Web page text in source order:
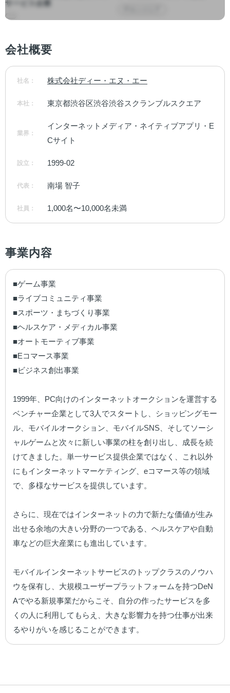
サービス企業
会社概要
社名： 株式会社ディー・エヌ・エー
本社： 東京都渋谷区渋谷渋谷スクランブルスクエア
業界：
インターネットメディア・ネイティブアプリ・E
Cサイト
設立： 1999-02
代表： 南場 智子
社員： 1,000名〜10,000名未満
事業内容
■ゲーム事業
■ライブコミュニティ事業
■スポーツ・まちづくり事業
■ヘルスケア・メディカル事業
■オートモーティブ事業
■Eコマース事業
■ビジネス創出事業
1999年、PC向けのインターネットオークションを運営する
ベンチャー企業として3人でスタートし、ショッピングモー
ル、モバイルオークション、モバイルSNS、そしてソーシ
ャルゲームと次々に新しい事業の柱を創り出し、成長を続
けてきました。単一サービス提供企業ではなく、これ以外
にもインターネットマーケティング、eコマース等の領域
で、多様なサービスを提供しています。
さらに、現在ではインターネットの力で新たな価値が生み
出せる余地の大きい分野の一つである、ヘルスケアや自動
車などの巨大産業にも進出しています。
モバイルインターネットサービスのトップクラスのノウハ
ウを保有し、大規模ユーザープラットフォームを持つDeN
Aでやる新規事業だからこそ、自分の作ったサービスを多
くの人に利用してもらえ、大きな影響力を持つ仕事が出来
るやりがいを感じることができます。